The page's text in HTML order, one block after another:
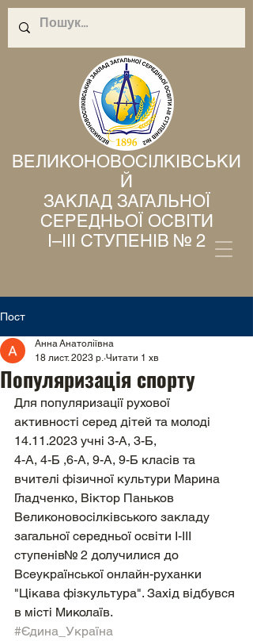
ВЕЛИКОНОВОСІЛКІВСЬКИ
Й
ЗАКЛАД ЗАГАЛЬНОЇ
СЕРЕДНЬОЇ ОСВІТИ
І–ІІІ СТУПЕНІВ № 2
Пост
Популяризація спорту
Анна Анатоліївна
18 лист. 2023 р. Читати 1 хв
Для популяризації рухової
активності серед дітей та молоді
14.11.2023 учні 3-А, 3-Б,
4-А, 4-Б ,6-А, 9-А, 9-Б класів та
вчителі фізичної культури Марина
Гладченко, Віктор Паньков
Великоновосілківського закладу
загальної середньої освіти І-ІІІ
ступенів№ 2 долучилися до
Всеукраїнської онлайн-руханки
"Цікава фізкультура". Захід відбувся
в місті Миколаїв.
#Єдина_Україна